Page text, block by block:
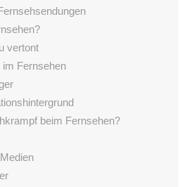
vertont
im Fernsehen
beim Fernsehen?